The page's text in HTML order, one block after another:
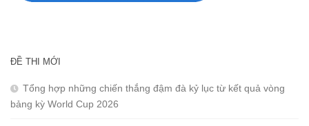
ĐỀ THI MỚI
Tổng hợp những chiến thắng đậm đà kỷ lục từ kết quả vòng
bảng kỳ World Cup 2026